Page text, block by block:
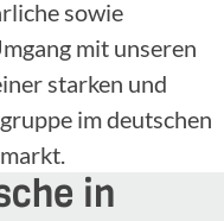
sowie
mit unseren
starken und
im deutschen
in